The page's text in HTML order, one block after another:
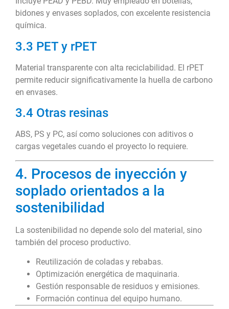
bidones y envases soplados, con excelente resistencia
química.
3.3 PET y rPET
Material transparente con alta reciclabilidad. El rPET
permite reducir significativamente la huella de carbono
en envases.
3.4 Otras resinas
ABS, PS y PC, así como soluciones con aditivos o
cargas vegetales cuando el proyecto lo requiere.
4. Procesos de inyección y
soplado orientados a la
sostenibilidad
La sostenibilidad no depende solo del material, sino
también del proceso productivo.
Reutilización de coladas y rebabas.
Optimización energética de maquinaria.
Gestión responsable de residuos y emisiones.
Formación continua del equipo humano.